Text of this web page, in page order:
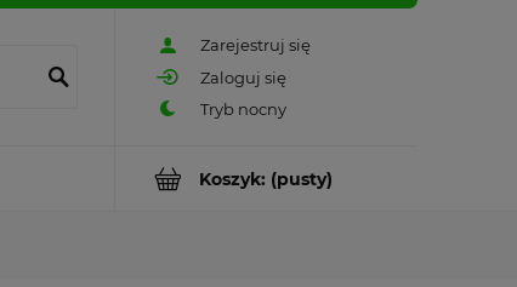
Zarejestruj się
Zaloguj się
Koszyk: (pusty)